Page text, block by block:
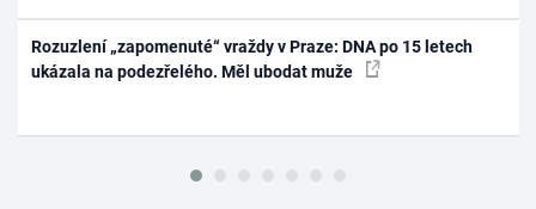
Rozuzlení „zapomenuté“ vraždy v Praze: DNA po 15 letech
ukázala na podezřelého. Měl ubodat muže